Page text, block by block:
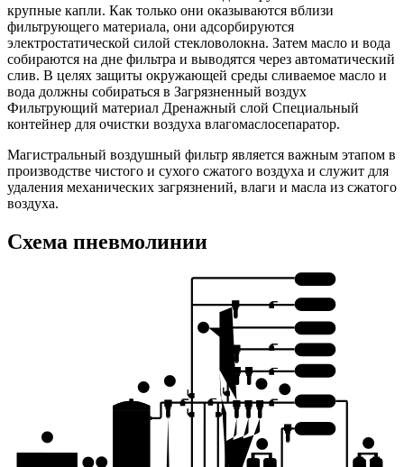
крупные капли. Как только они оказываются вблизи
фильтрующего материала, они адсорбируются
электростатической силой стекловолокна. Затем масло и вода
собираются на дне фильтра и выводятся через автоматический
слив. В целях защиты окружающей среды сливаемое масло и
вода должны собираться в Загрязненный воздух
Фильтрующий материал Дренажный слой Специальный
контейнер для очистки воздуха влагомаслосепаратор.
Магистральный воздушный фильтр является важным этапом в
производстве чистого и сухого сжатого воздуха и служит для
удаления механических загрязнений, влаги и масла из сжатого
воздуха.
Схема пневмолинии
15
14
10